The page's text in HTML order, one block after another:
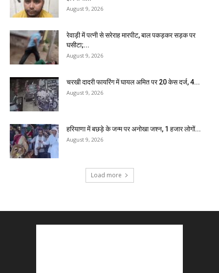
August 9, 2026
रेवाड़ी में पत्नी से सरेराह मारपीट, बाल पकड़कर सड़क पर
घसीटा;...
August 9, 2026
चरखी दादरी फायरिंग में घायल अमित पर 20 केस दर्ज, 4...
August 9, 2026
हरियाणा में बछड़े के जन्म पर अनोखा जश्न, 1 हजार लोगों...
August 9, 2026
Load more